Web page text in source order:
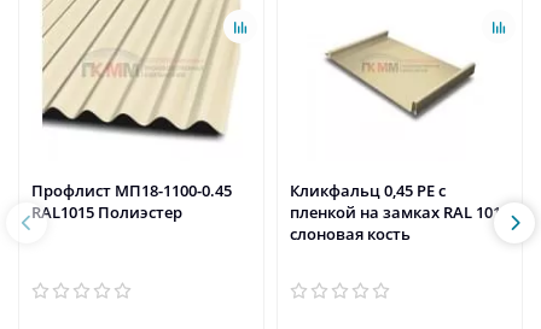
Профлист МП18-1100-0.45
RAL1015 Полиэстер
Кликфальц 0,45 PE с
пленкой на замках RAL 1014
слоновая кость